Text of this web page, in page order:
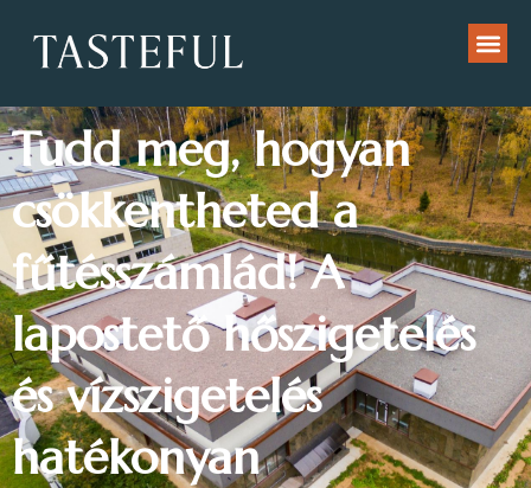
Tudd meg, hogyan
csökkentheted a
fűtésszámlád! A
lapostető hőszigetelés
és vízszigetelés
hatékonyan